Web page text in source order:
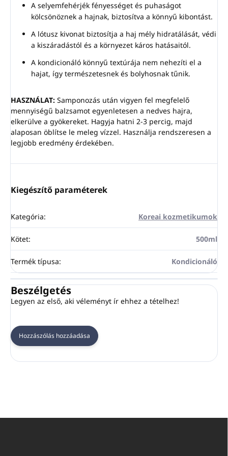
A selyemfehérjék fényességet és puhaságot
kölcsönöznek a hajnak, biztosítva a könnyű kibontást.
A lótusz kivonat biztosítja a haj mély hidratálását, védi
a kiszáradástól és a környezet káros hatásaitól.
A kondicionáló könnyű textúrája nem nehezíti el a
hajat, így természetesnek és bolyhosnak tűnik.
HASZNÁLAT: Samponozás után vigyen fel megfelelő
mennyiségű balzsamot egyenletesen a nedves hajra,
elkerülve a gyökereket. Hagyja hatni 2-3 percig, majd
alaposan öblítse le meleg vízzel. Használja rendszeresen a
legjobb eredmény érdekében.
Kiegészítő paraméterek
Kategória: Koreai kozmetikumok
Kötet: 500ml
Termék típusa: Kondicionáló
Beszélgetés
Legyen az első, aki véleményt ír ehhez a tételhez!
Hozzászólás hozzáadása
L